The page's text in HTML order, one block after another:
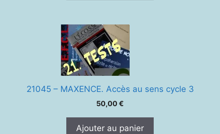
21045 – MAXENCE. Accès au sens cycle 3
50,00€
Ajouter au panier